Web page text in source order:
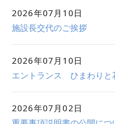
2026年07月10日
施設長交代のご挨拶
2026年07月10日
エントランス ひまわりと
2026年07月02日